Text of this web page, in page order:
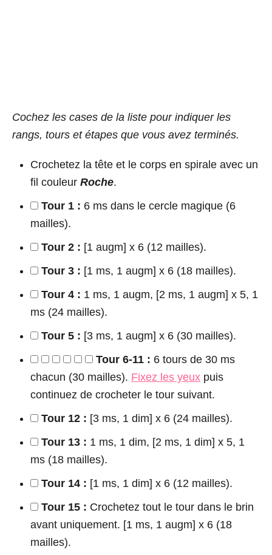
Cochez les cases de la liste pour indiquer les
rangs, tours et étapes que vous avez terminés.
Crochetez la tête et le corps en spirale avec un
fil couleur Roche.
Tour 1 : 6 ms dans le cercle magique (6
mailles).
Tour 2 : [1 augm] x 6 (12 mailles).
Tour 3 : [1 ms, 1 augm] x 6 (18 mailles).
Tour 4 : 1 ms, 1 augm, [2 ms, 1 augm] x 5, 1
ms (24 mailles).
Tour 5 : [3 ms, 1 augm] x 6 (30 mailles).
Tour 6-11 : 6 tours de 30 ms
chacun (30 mailles). Fixez les yeux puis
continuez de crocheter le tour suivant.
Tour 12 : [3 ms, 1 dim] x 6 (24 mailles).
Tour 13 : 1 ms, 1 dim, [2 ms, 1 dim] x 5, 1
ms (18 mailles).
Tour 14 : [1 ms, 1 dim] x 6 (12 mailles).
Tour 15 : Crochetez tout le tour dans le brin
avant uniquement. [1 ms, 1 augm] x 6 (18
mailles).